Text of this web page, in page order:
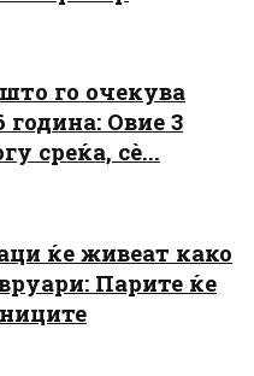
го очекува
година: Овие 3
среќа, сè...
ќе живеат како
Парите ќе